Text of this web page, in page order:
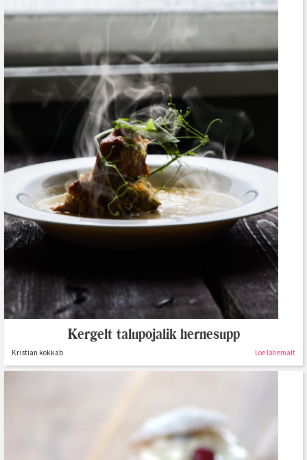
Kergelt talupojalik hernesupp
Kristian kokkab Loe lähemalt